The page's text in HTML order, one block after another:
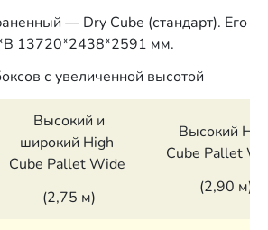
— Dry Cube (стандарт). Его
13720*2438*2591 мм.
с увеличенной высотой
Высокий и
широкий High
Cube Pallet Wide
(2,75 м)
Высокий
Cube Pallet
(2,90 м)